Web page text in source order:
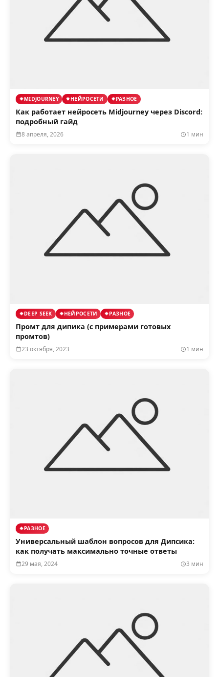
MIDJOURNEY НЕЙРОСЕТИ РАЗНОЕ
Как работает нейросеть Midjourney через Discord:
подробный гайд
8 апреля, 2026 1 мин
DEEP SEEK НЕЙРОСЕТИ РАЗНОЕ
Промт для дипика (с примерами готовых
промтов)
23 октября, 2023 1 мин
РАЗНОЕ
Универсальный шаблон вопросов для Дипсика:
как получать максимально точные ответы
29 мая, 2024 3 мин